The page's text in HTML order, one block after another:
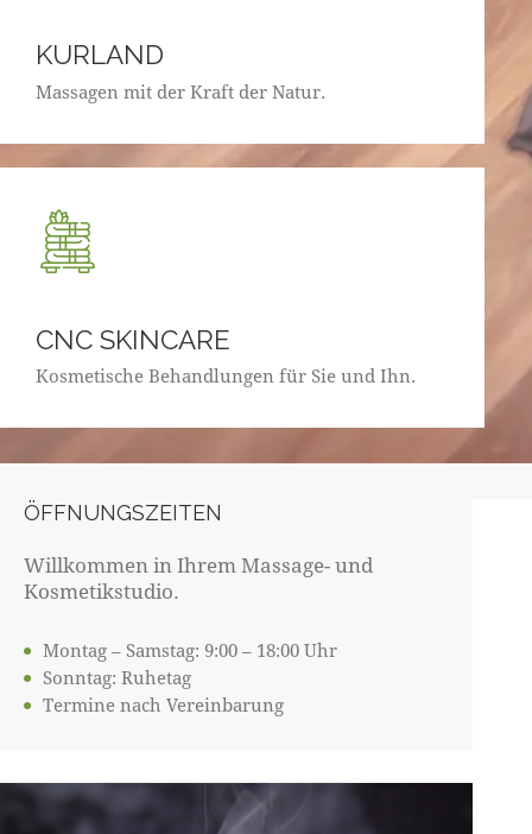
KURLAND
Massagen mit der Kraft der Natur.
CNC SKINCARE
Kosmetische Behandlungen für Sie und Ihn.
ÖFFNUNGSZEITEN
Willkommen in Ihrem Massage- und
Kosmetikstudio.
Montag – Samstag: 9:00 – 18:00 Uhr
Sonntag: Ruhetag
Termine nach Vereinbarung